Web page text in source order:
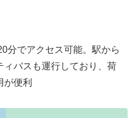
分でアクセス可能。駅から
ィバスも運行しており、荷
が便利